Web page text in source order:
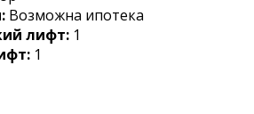
Возможна ипотека
лифт: 1
1